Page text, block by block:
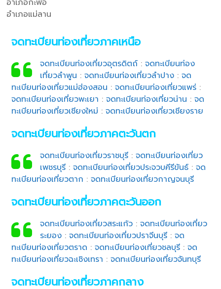
อำเภอกะพ้อ
อำเภอแม่ลาน
จดทะเบียนท่องเที่ยวภาคเหนือ
จดทะเบียนท่องเที่ยวอุตรดิตถ์: จดทะเบียนท่อง
เที่ยวลำพูน : จดทะเบียนท่องเที่ยวลำปาง: จด
ทะเบียนท่องเที่ยวแม่ฮ่องสอน :จดทะเบียนท่องเที่ยวแพร่ :
จดทะเบียนท่องเที่ยวพะเยา :จดทะเบียนท่องเที่ยวน่าน :จด
ทะเบียนท่องเที่ยวเชียงใหม่ :จดทะเบียนท่องเที่ยวเชียงราย
จดทะเบียนท่องเที่ยวภาคตะวันตก
จดทะเบียนท่องเที่ยวราชบุรี: จดทะเบียนท่องเที่ยว
เพชรบุรี: จดทะเบียนท่องเที่ยวประจวบคีรีขันธ์: จด
ทะเบียนท่องเที่ยวตาก :จดทะเบียนท่องเที่ยวกาญจนบุรี
จดทะเบียนท่องเที่ยวภาคตะวันออก
จดทะเบียนท่องเที่ยวสระแก้ว: จดทะเบียนท่องเที่ยว
ระยอง: จดทะเบียนท่องเที่ยวปราจีนบุรี: จด
ทะเบียนท่องเที่ยวตราด :จดทะเบียนท่องเที่ยวชลบุรี :จด
ทะเบียนท่องเที่ยวฉะเชิงเทรา :จดทะเบียนท่องเที่ยวจันทบุรี
จดทะเบียนท่องเที่ยวภาคกลาง